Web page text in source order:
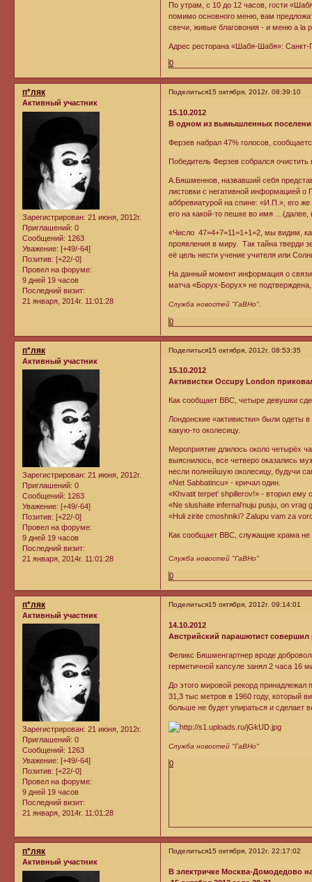
По утрам, с 10 до 12 часов, гости
помимо основного меню, вам
свечи, живые благовония - и меню a la
Адрес ресторана «Шабя-Шабя»:
0
Поделиться15 октября, 2012г. 08:39:10
п*ляк
Активный участник
Зарегистрирован: 21 июня, 2012г.
Приглашений: 0
Сообщений: 1263
Уважение: [+49/-64]
Позитив: [+22/-0]
Провел на форуме:
9 дней 19 часов
Последний визит:
21 января, 2014г. 11:01:28
15.10.2012
В одном из вымышленных
Ферзев набрал 47% голосов,
Победитель Ферзев собрался
А.Бяшменнов, назвавший себя
листовки с негативной информацией
аббревиатурой на спине: «И.П.», его
его на какой-то пешке во имя …(далее,
«Число 47=4+7=11=1+1=2, мы видим,
проявления в миру. Так тайна тверди
её цель нести учение учителя или
На данный момент информация о
матча «Борух-Борух» не
Служба новостей "ГаВНо".
0
Поделиться15 октября, 2012г. 08:53:35
п*ляк
Активный участник
Зарегистрирован: 21 июня, 2012г.
Приглашений: 0
Сообщений: 1263
Уважение: [+49/-64]
Позитив: [+22/-0]
Провел на форуме:
9 дней 19 часов
Последний визит:
21 января, 2014г. 11:01:28
15.10.2012
Активистки Occupy London
Как сообщает BBC, четыре девушки
Лондонские «активистки» были одеты
какую-то околесицу.
Мероприятие длилось около четырёх
выяснилось, все четверо оказались
несли полнейшую околесицу, будучи
«Net Sabbatincu» - кричал один.
«Khvatit terpet’ shpillerov!» - вторил ему
«Ne slushaite infernal’nuju pusju, on
«Huli zirite cmoshniki? Zalupu vam za
Как сообщает BBC, служащие храма не
Служба новостей "ГаВНо"
0
Поделиться15 октября, 2012г. 09:14:01
п*ляк
Активный участник
Зарегистрирован: 21 июня, 2012г.
Приглашений: 0
Сообщений: 1263
Уважение: [+49/-64]
Позитив: [+22/-0]
Провел на форуме:
9 дней 19 часов
Последний визит:
21 января, 2014г. 11:01:28
14.10.2012
Австрийский парашютист
Феликс Бяшменгартнер вроде
герметичной капсуле занял 2 часа 16
До этого мировой рекорд
31,3 тыс метров в 1960 году, который
больше не будет упираться и сделает
Служба новостей "ГаВНо"
0
Поделиться15 октября, 2012г. 22:17:02
п*ляк
Активный участник
В электричке Москва-Домодедово